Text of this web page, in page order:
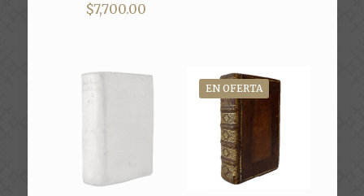
$7,700.00
EN OFERTA